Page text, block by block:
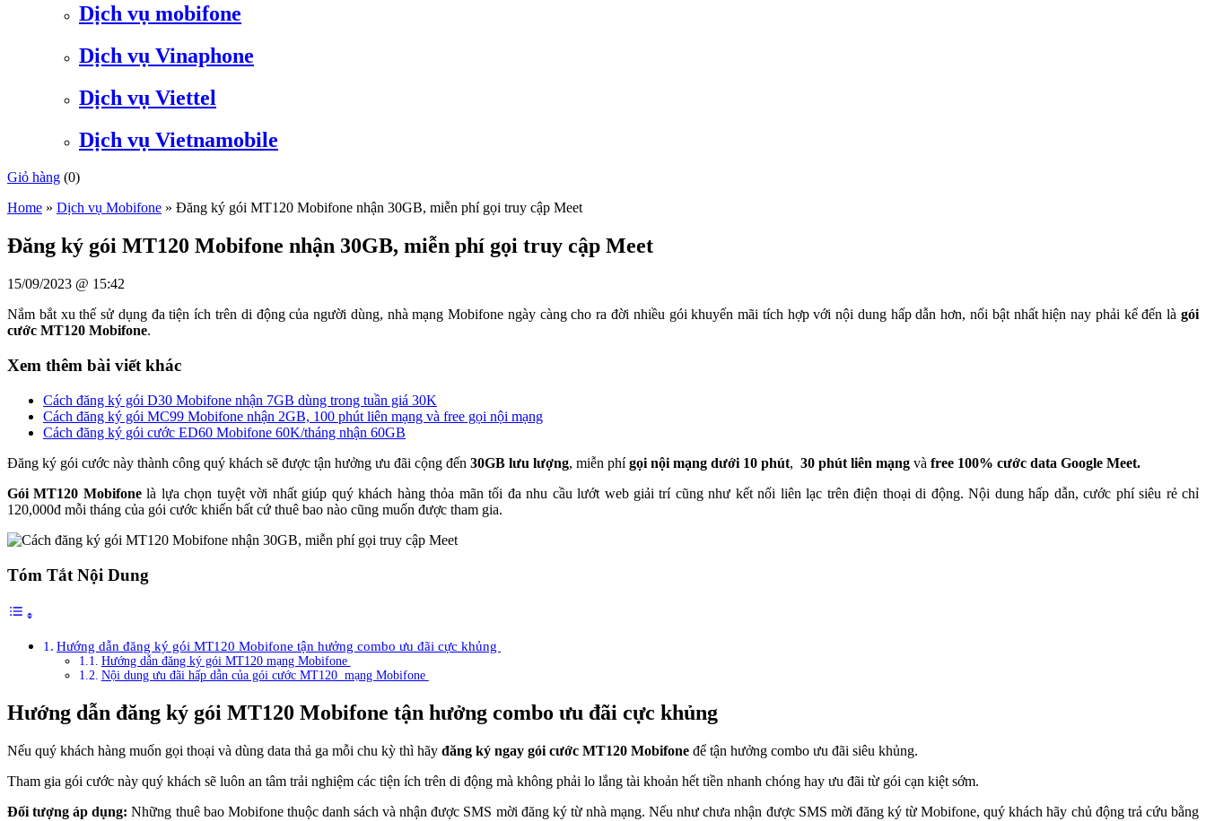
Dịch vụ mobifone
Dịch vụ Vinaphone
Dịch vụ Viettel
Dịch vụ Vietnamobile
Giỏ hàng (0)
Home » Dịch vụ Mobifone » Đăng ký gói MT120 Mobifone nhận 30GB, miễn phí gọi truy cập Meet
Đăng ký gói MT120 Mobifone nhận 30GB, miễn phí gọi truy cập Meet
15/09/2023 @ 15:42
Nắm bắt xu thế sử dụng đa tiện ích trên di động của người dùng, nhà mạng Mobifone ngày càng cho ra đời nhiều gói khuyến mãi tích hợp với nội dung hấp dẫn hơn, nổi bật nhất hiện nay phải kể đến là gói
cước MT120 Mobifone.
Xem thêm bài viết khác
Cách đăng ký gói D30 Mobifone nhận 7GB dùng trong tuần giá 30K
Cách đăng ký gói MC99 Mobifone nhận 2GB, 100 phút liên mạng và free gọi nội mạng
Cách đăng ký gói cước ED60 Mobifone 60K/tháng nhận 60GB
Đăng ký gói cước này thành công quý khách sẽ được tận hưởng ưu đãi cộng đến 30GB lưu lượng, miễn phígọi nội mạng dưới 10 phút, 30 phút liên mạng và free 100% cước data Google Meet.
Gói MT120 Mobifonelà lựa chọn tuyệt vời nhất giúp quý khách hàng thỏa mãn tối đa nhu cầu lướt web giải trí cũng như kết nối liên lạc trên điện thoại di động. Nội dung hấp dẫn, cước phí siêu rẻ chỉ
120,000đ mỗi tháng của gói cước khiến bất cứ thuê bao nào cũng muốn được tham gia.
Tóm Tắt Nội Dung
Hướng dẫn đăng ký gói MT120 Mobifone tận hưởng combo ưu đãi cực khủng
Hướng dẫn đăng ký gói MT120 mạng Mobifone
Nội dung ưu đãi hấp dẫn của gói cước MT120 mạng Mobifone
Hướng dẫn đăng ký gói MT120 Mobifone tận hưởng combo ưu đãi cực khủng
Nếu quý khách hàng muốn gọi thoại và dùng data thả ga mỗi chu kỳ thì hãy đăng ký ngay gói cước MT120 Mobifone để tận hưởng combo ưu đãi siêu khủng.
Tham gia gói cước này quý khách sẽ luôn an tâm trải nghiệm các tiện ích trên di động mà không phải lo lắng tài khoản hết tiền nhanh chóng hay ưu đãi từ gói cạn kiệt sớm.
Đối tượng áp dụng: Những thuê bao Mobifone thuộc danh sách và nhận được SMS mời đăng ký từ nhà mạng. Nếu như chưa nhận được SMS mời đăng ký từ Mobifone, quý khách hãy chủ động trả cứu bằng